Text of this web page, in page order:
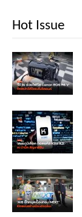
Hot Issue